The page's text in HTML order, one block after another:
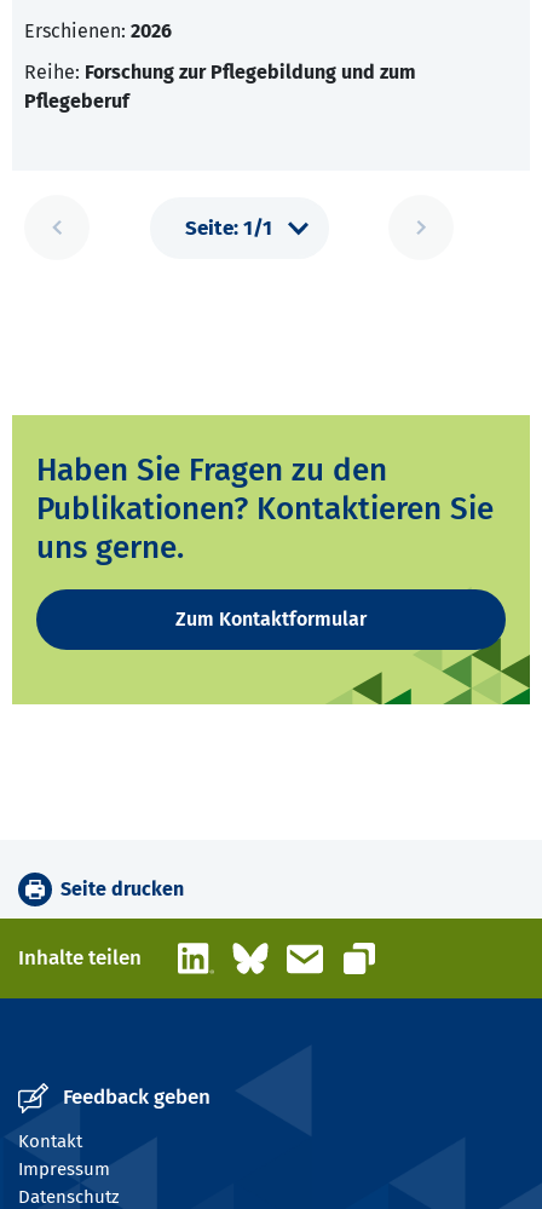
Erschienen: 2026
Reihe: Forschung zur Pflegebildung und zum
Pflegeberuf
Haben Sie Fragen zu den
Publikationen? Kontaktieren Sie
uns gerne.
Zum Kontaktformular
Seite drucken
Inhalte teilen LinkedInBlueskyE-Mail
Link kopieren
Feedback geben
Kontakt
Impressum
Datenschutz